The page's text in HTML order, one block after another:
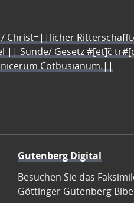
Christ=||licher
Sünde/ Gesetz #[et]c̃
Cotbusianum.||
Gutenberg Digital
Besuchen Sie das
Göttinger Gutenberg